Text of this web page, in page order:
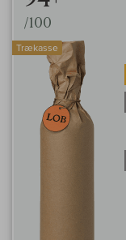
/100
Trækasse